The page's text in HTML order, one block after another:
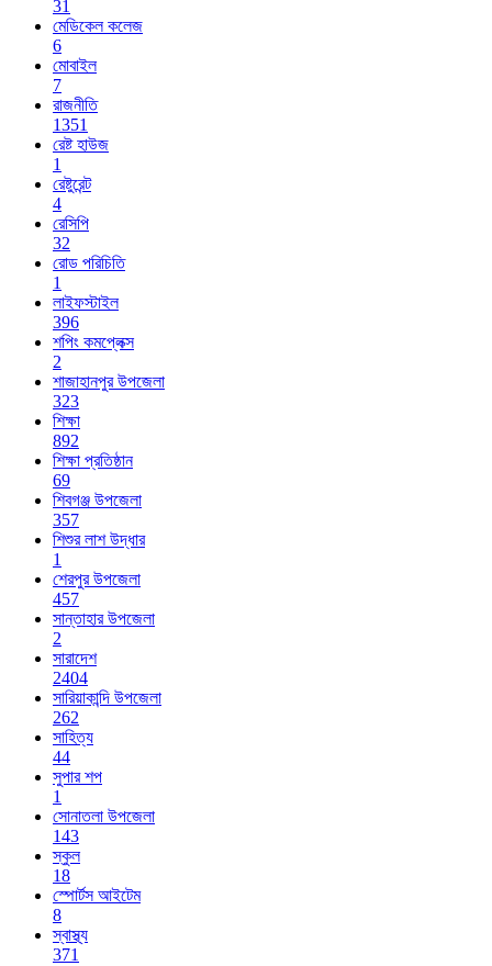
31
মেডিকেল কলেজ
6
মোবাইল
7
রাজনীতি
1351
রেষ্ট হাউজ
1
রেষ্টুরেন্ট
4
রেসিপি
32
রোড পরিচিতি
1
লাইফস্টাইল
396
শপিং কমপ্লেক্স
2
শাজাহানপুর উপজেলা
323
শিক্ষা
892
শিক্ষা প্রতিষ্ঠান
69
শিবগঞ্জ উপজেলা
357
শিশুর লাশ উদ্ধার
1
শেরপুর উপজেলা
457
সান্তাহার উপজেলা
2
সারাদেশ
2404
সারিয়াকান্দি উপজেলা
262
সাহিত্য
44
সুপার শপ
1
সোনাতলা উপজেলা
143
স্কুল
18
স্পোর্টস আইটেম
8
স্বাস্থ্য
371